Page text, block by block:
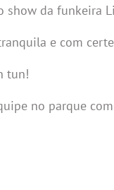
da funkeira
e com
tun!
no parque